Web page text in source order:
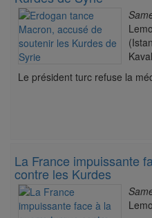
Le président turc refuse la
La France impuissante
contre les Kurdes